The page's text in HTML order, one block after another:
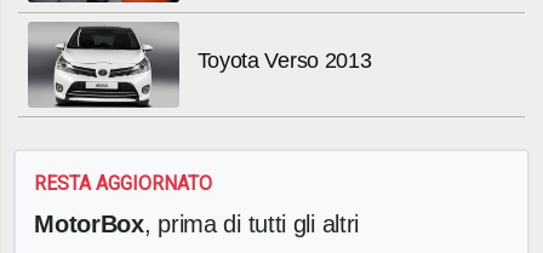
Toyota Verso 2013
RESTA AGGIORNATO
MotorBox, prima di tutti gli altri